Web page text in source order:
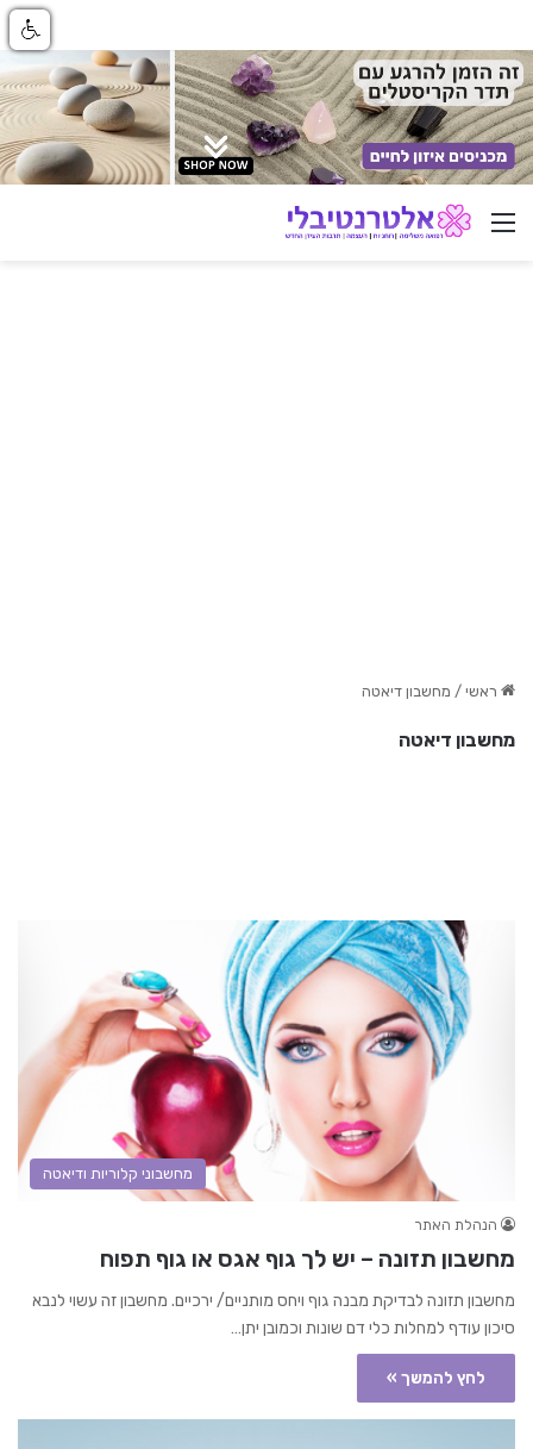
ניווט באתר
ראשי / מחשבון דיאטה
מחשבון דיאטה
מחשבוני קלוריות ודיאטה
הנהלת האתר
מחשבון תזונה – יש לך גוף אגס או גוף תפוח
מחשבון תזונה לבדיקת מבנה גוף ויחס מותניים/ ירכיים. מחשבון זה עשוי לנבא
סיכון עודף למחלות כלי דם שונות וכמובן יתן…
לחץ להמשך »